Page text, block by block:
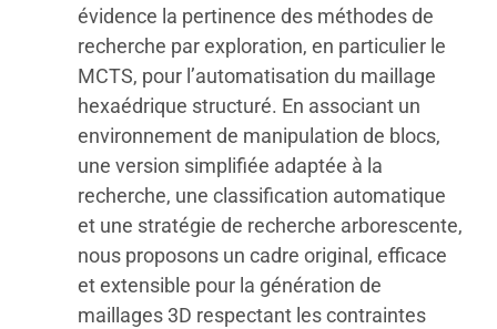
évidence la pertinence des méthodes de
recherche par exploration, en particulier le
MCTS, pour l’automatisation du maillage
hexaédrique structuré. En associant un
environnement de manipulation de blocs,
une version simplifiée adaptée à la
recherche, une classification automatique
et une stratégie de recherche arborescente,
nous proposons un cadre original, efficace
et extensible pour la génération de
maillages 3D respectant les contraintes